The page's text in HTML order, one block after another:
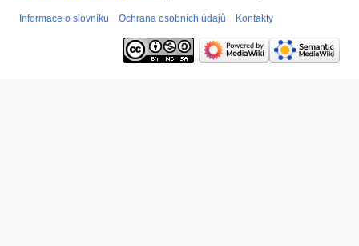
Informace o slovníku Ochrana osobních údajů Kontakty